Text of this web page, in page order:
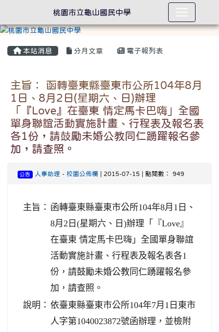
本站消息 分月文章 電子報列表
主旨： 函轉臺東縣臺東市公所104年8月
1日、8月2日(星期六、日)辦理
「『Love』在臺東 情定馬卡巴嗨」全國
單身聯誼活動實施計畫、行程表及報名表
各1份，請鼓勵未婚公教同仁踴躍報名參
加，請查照。
公告 人事助理 - 校園公佈欄 | 2015-07-15 | 點閱數： 949
主旨： 函轉臺東縣臺東市公所104年8月1日、
8月2日(星期六、日)辦理「『Love』
在臺東 情定馬卡巴嗨」全國單身聯誼
活動實施計畫、行程表及報名表各1
份，請鼓勵未婚公教同仁踴躍報名參
加，請查照。
說明： 依臺東縣臺東市公所104年7月1日東市
人字第1040023872號函辦理，並檢附
桃園市立龜山國民中學